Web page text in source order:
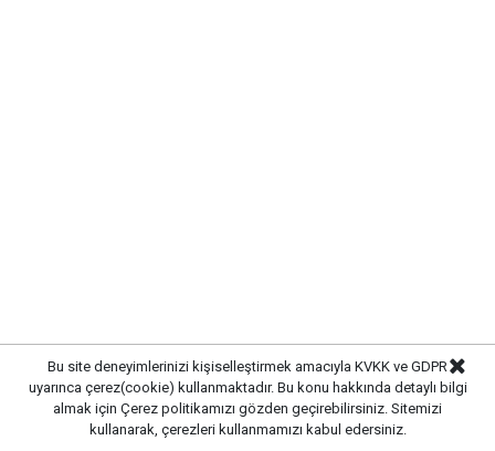
SON YAZILAR
Bu site deneyimlerinizi kişiselleştirmek amacıyla KVKK ve GDPR
uyarınca çerez(cookie) kullanmaktadır. Bu konu hakkında detaylı bilgi
almak için Çerez politikamızı gözden geçirebilirsiniz. Sitemizi
kullanarak, çerezleri kullanmamızı kabul edersiniz.